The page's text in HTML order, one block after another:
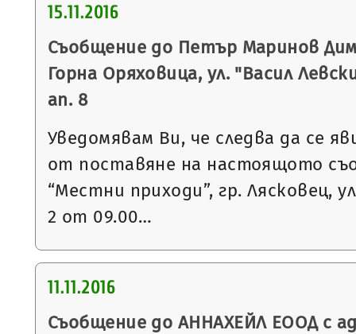
15.11.2016
Съобщение до Петър Маринов
Горна Оряховица, ул. "Васил
ап. 8
Уведомявам Ви, че следва да се
от поставяне на настоящото
“Местни приходи”, гр. Лясковец,
2 от 09.00…
11.11.2016
Съобщение до АННАХЕЙЛ ЕООД с